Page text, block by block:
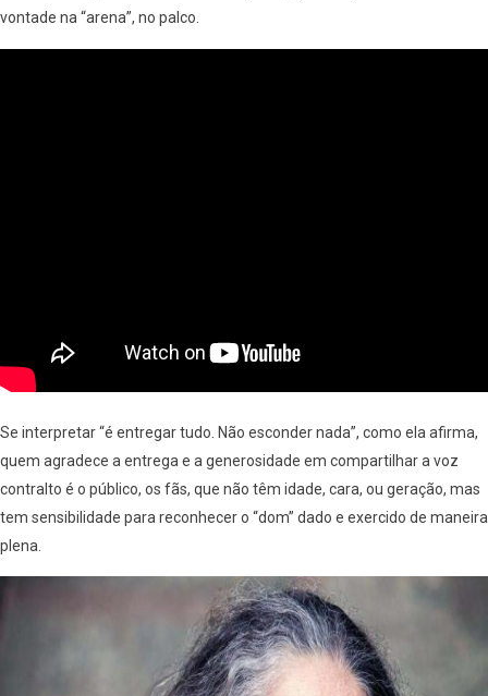
vontade na “arena”, no palco.
Se interpretar “é entregar tudo. Não esconder nada”, como ela afirma,
quem agradece a entrega e a generosidade em compartilhar a voz
contralto é o público, os fãs, que não têm idade, cara, ou geração, mas
tem sensibilidade para reconhecer o “dom” dado e exercido de maneira
plena.